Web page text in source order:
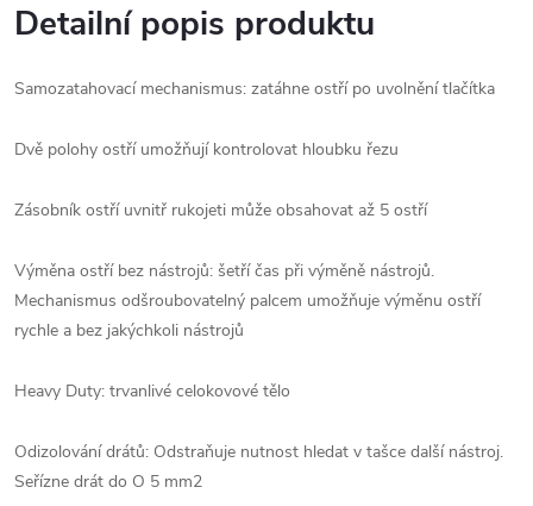
Detailní popis produktu
Samozatahovací mechanismus: zatáhne ostří po uvolnění tlačítka
Dvě polohy ostří umožňují kontrolovat hloubku řezu
Zásobník ostří uvnitř rukojeti může obsahovat až 5 ostří
Výměna ostří bez nástrojů: šetří čas při výměně nástrojů.
Mechanismus odšroubovatelný palcem umožňuje výměnu ostří
rychle a bez jakýchkoli nástrojů
Heavy Duty: trvanlivé celokovové tělo
Odizolování drátů: Odstraňuje nutnost hledat v tašce další nástroj.
Seřízne drát do O 5 mm2